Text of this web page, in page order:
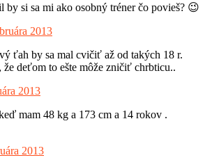
by si sa mi ako osobný tréner čo povieš? 😉
2013
ťah by sa mal cvičiť až od takých 18 r.
že deťom to ešte môže zničiť chrbticu..
2013
mam 48 kg a 173 cm a 14 rokov .
2013